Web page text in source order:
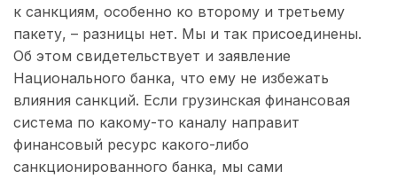
к санкциям, особенно ко второму и третьему
пакету, – разницы нет. Мы и так присоединены.
Об этом свидетельствует и заявление
Национального банка, что ему не избежать
влияния санкций. Если грузинская финансовая
система по какому-то каналу направит
финансовый ресурс какого-либо
санкционированного банка, мы сами